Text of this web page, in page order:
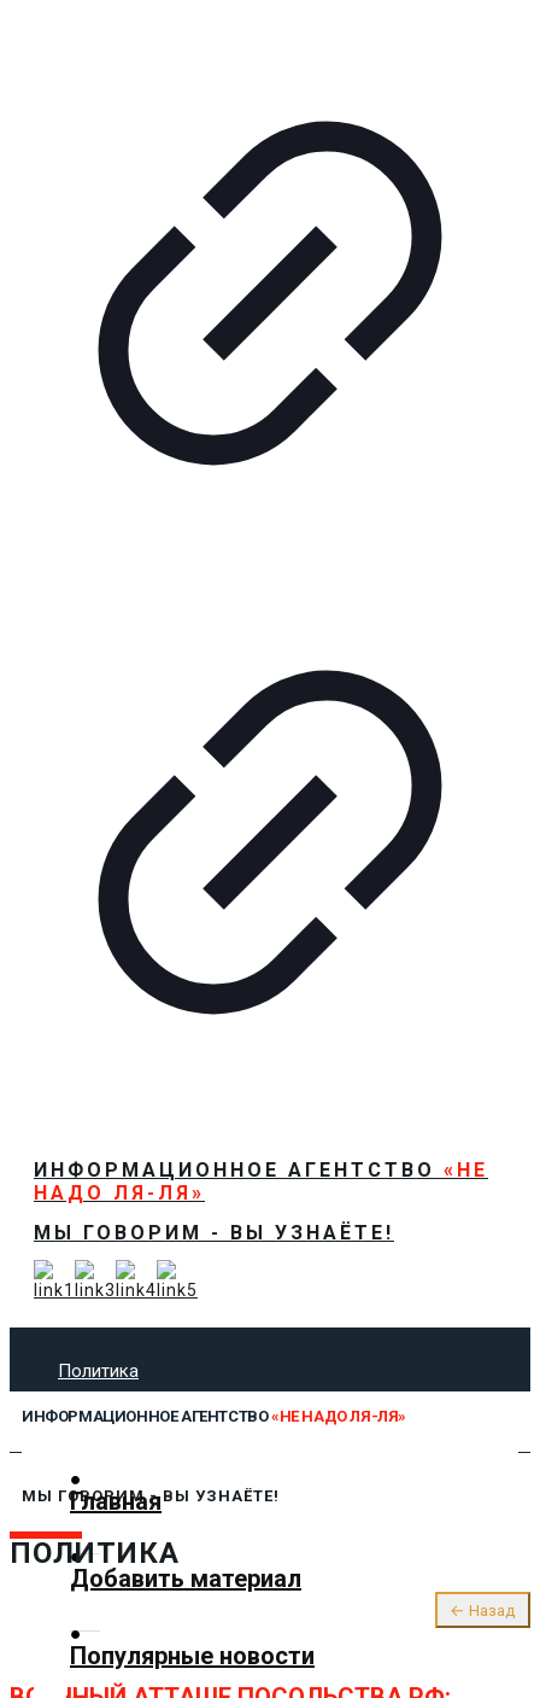
ИНФОРМАЦИОННОЕ АГЕНТСТВО «НЕ
НАДО ЛЯ-ЛЯ»
МЫ ГОВОРИМ - ВЫ УЗНАЁТЕ!
Политика
Технологии
Предложить новость
О нас
✕
ИНФОРМАЦИОННОЕ АГЕНТСТВО«НЕ НАДО ЛЯ-ЛЯ»
Главная
Добавить материал
Популярные новости
МЫ ГОВОРИМ - ВЫ УЗНАЁТЕ!
ПОЛИТИКА
← Назад